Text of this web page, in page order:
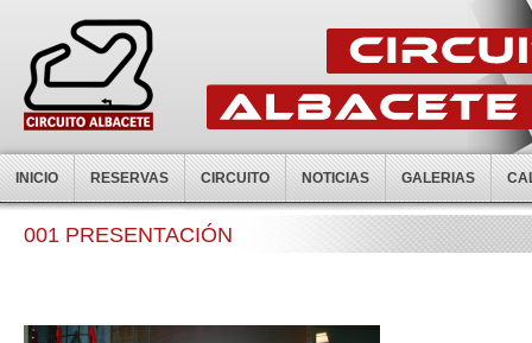
INICIO RESERVAS CIRCUITO NOTICIAS GALERIAS
001 PRESENTACIÓN